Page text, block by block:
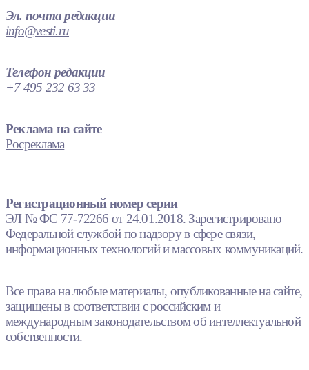
Эл. почта редакции
info@vesti.ru
Телефон редакции
+7 495 232 63 33
Реклама на сайте
Росреклама
Регистрационный номер серии
ЭЛ № ФС 77-72266 от 24.01.2018. Зарегистрировано
Федеральной службой по надзору в сфере связи,
информационных технологий и массовых коммуникаций.
Все права на любые материалы, опубликованные на сайте,
защищены в соответствии с российским и
международным законодательством об интеллектуальной
собственности.